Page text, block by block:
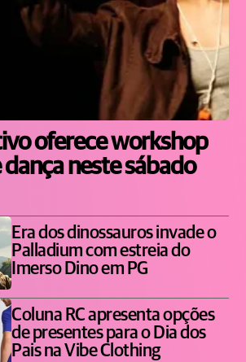
oferece workshop
neste sábado
Era dos dinossauros invade o
Palladium com estreia do
Imerso Dino em PG
Coluna RC apresenta opções
de presentes para o Dia dos
Pais na Vibe Clothing